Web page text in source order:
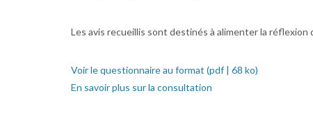
Les avis recueillis sont destinés à alimenter la
Voir le questionnaire au format (pdf | 68 ko)
En savoir plus sur la consultation